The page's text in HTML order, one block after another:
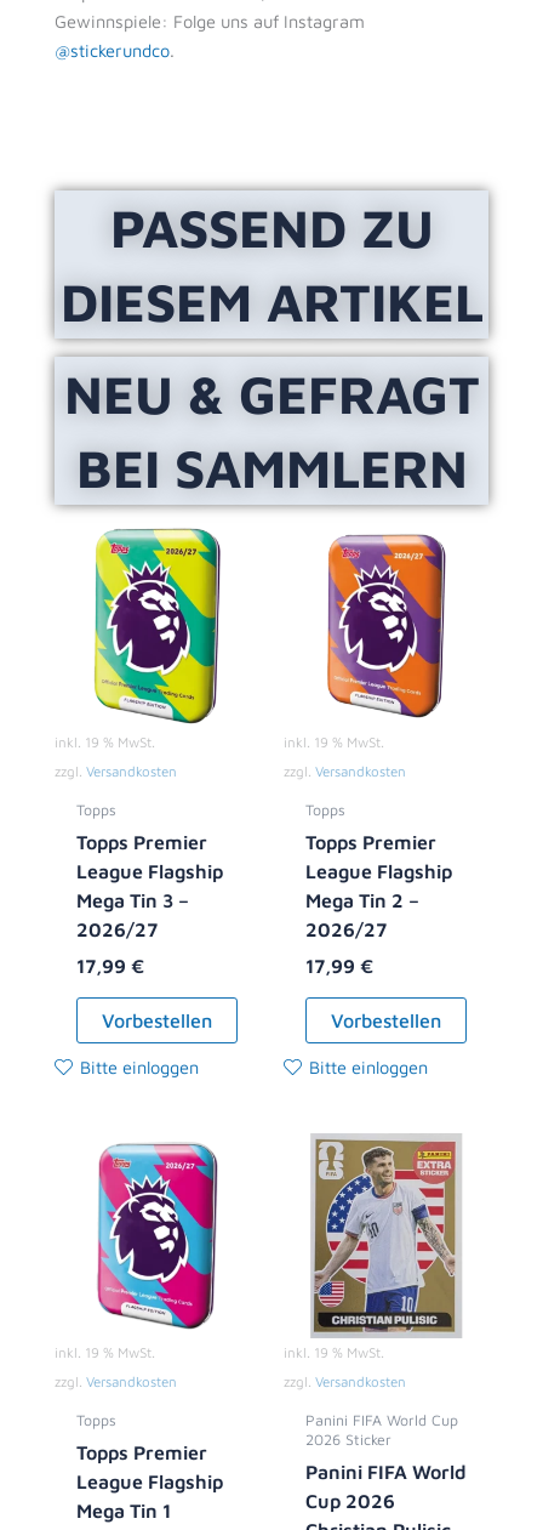
Gewinnspiele: Folge uns auf Instagram
@stickerundco.
PASSEND ZU
DIESEM ARTIKEL
NEU & GEFRAGT
BEI SAMMLERN
inkl. 19 % MwSt.
zzgl. Versandkosten
Topps
Topps Premier
League Flagship
Mega Tin 3 –
2026/27
17,99 €
Vorbestellen
Bitte einloggen
inkl. 19 % MwSt.
zzgl. Versandkosten
Topps
Topps Premier
League Flagship
Mega Tin 2 –
2026/27
17,99 €
Vorbestellen
Bitte einloggen
inkl. 19 % MwSt.
zzgl. Versandkosten
Topps
Topps Premier
League Flagship
Mega Tin 1
inkl. 19 % MwSt.
zzgl. Versandkosten
Panini FIFA World Cup
2026 Sticker
Panini FIFA World
Cup 2026